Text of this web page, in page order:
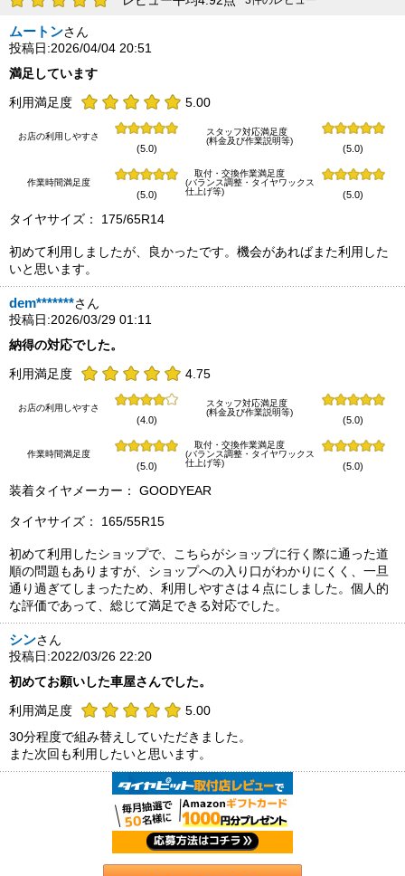
ムートンさん
投稿日:2026/04/04 20:51
満足しています
利用満足度
5.00
お店の利用しやすさ
(5.0)
スタッフ対応満足度
(料金及び作業説明等)
(5.0)
作業時間満足度
(5.0)
取付・交換作業満足度
(バランス調整・タイヤワックス
仕上げ等)
(5.0)
タイヤサイズ： 175/65R14
初めて利用しましたが、良かったです。機会があればまた利用した
いと思います。
dem*******さん
投稿日:2026/03/29 01:11
納得の対応でした。
利用満足度
4.75
お店の利用しやすさ
(4.0)
スタッフ対応満足度
(料金及び作業説明等)
(5.0)
作業時間満足度
(5.0)
取付・交換作業満足度
(バランス調整・タイヤワックス
仕上げ等)
(5.0)
装着タイヤメーカー： GOODYEAR
タイヤサイズ： 165/55R15
初めて利用したショップで、こちらがショップに行く際に通った道
順の問題もありますが、ショップへの入り口がわかりにくく、一旦
通り過ぎてしまったため、利用しやすさは４点にしました。個人的
な評価であって、総じて満足できる対応でした。
シンさん
投稿日:2022/03/26 22:20
初めてお願いした車屋さんでした。
利用満足度
5.00
30分程度で組み替えしていただきました。
また次回も利用したいと思います。